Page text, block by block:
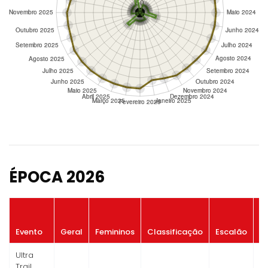
ÉPOCA 2026
Evento Geral Femininos Classificação Escalão
Ultra